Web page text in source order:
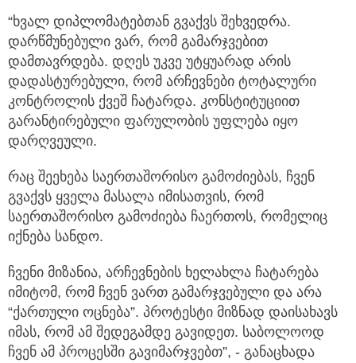
“ხვალ დიპლომატებთან გვაქვს შეხვედრა.
დარწმუნებული ვარ, რომ გამარჯვებით
დამთავრდება. დღეს უკვე უტყუარად არის
დადასტურებული, რომ არჩევნები ტოტალური
კონტროლის ქვეშ ჩატარდა. კონსტიტუციით
გარანტირებული ფარულობის უფლება იყო
დარღვეული.
რაც შეეხება საერთაშორისო გამოძიებას, ჩვენ
გვაქვს ყველა მასალა იმისათვის, რომ
საერთაშორისო გამოძიება ჩაერთოს, რომელიც
იქნება სანდო.
ჩვენი მიზანია, არჩევნების ხელახლა ჩატარება
იმიტომ, რომ ჩვენ ვართ გამარჯვებული და არა
“ქართული ოცნება”. პროტესტი მიზნად დაისახავს
იმას, რომ ამ შედეგამდე გავიდეთ. საბოლოოდ
ჩვენ ამ პროცესში გავიმარჯვებთ”, - განაცხადა